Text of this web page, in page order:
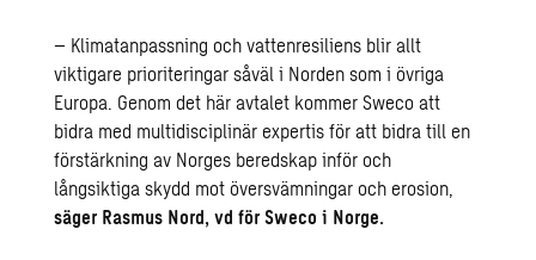
– Klimatanpassning och vattenresiliens blir allt
viktigare prioriteringar såväl i Norden som i övriga
Europa. Genom det här avtalet kommer Sweco att
bidra med multidisciplinär expertis för att bidra till en
förstärkning av Norges beredskap inför och
långsiktiga skydd mot översvämningar och erosion,
säger Rasmus Nord, vd för Sweco i Norge.